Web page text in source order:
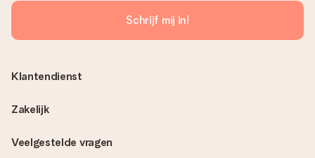
Schrijf mij in!
Veelgestelde vragen
Klantendienst
Zakelijk